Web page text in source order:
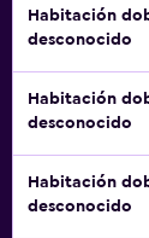
Habitación
desconocido
Habitación
desconocido
Habitación
desconocido